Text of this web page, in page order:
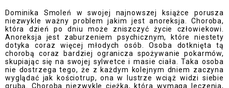
Dominika Smoleń w swojej najnowszej książce porusza
niezwykle ważny problem jakim jest anoreksja. Choroba,
która dzień po dniu może zniszczyć życie człowiekowi.
Anoreksja jest zaburzeniem psychicznym, które niestety
dotyka coraz więcej młodych osób. Osoba dotknięta tą
chorobą coraz bardziej ogranicza spożywanie pokarmów,
skupiając się na swojej sylwetce i masie ciała. Taka osoba
nie dostrzega tego, że z każdym kolejnym dniem zaczyna
wyglądać jak kościotrup, ona w lustrze wciąż widzi siebie
grubą. Choroba niezwykle ciężka, która wymaga leczenia,